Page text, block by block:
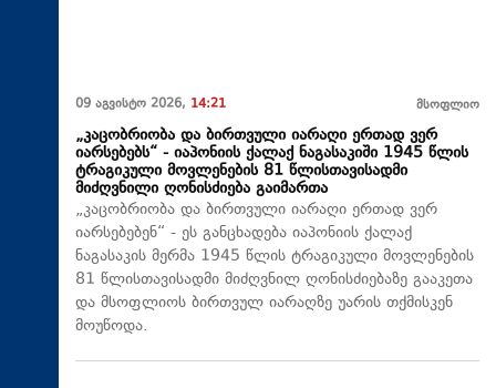
09 აგვისტო 2026, 14:21 მსოფლიო
„კაცობრიობა და ბირთვული იარაღი ერთად ვერ
იარსებებს“ - იაპონიის ქალაქ ნაგასაკიში 1945 წლის
ტრაგიკული მოვლენების 81 წლისთავისადმი
მიძღვნილი ღონისძიება გაიმართა
„კაცობრიობა და ბირთვული იარაღი ერთად ვერ
იარსებებენ“ - ეს განცხადება იაპონიის ქალაქ
ნაგასაკის მერმა 1945 წლის ტრაგიკული მოვლენების
81 წლისთავისადმი მიძღვნილ ღონისძიებაზე გააკეთა
და მსოფლიოს ბირთვულ იარაღზე უარის თქმისკენ
მოუწოდა.